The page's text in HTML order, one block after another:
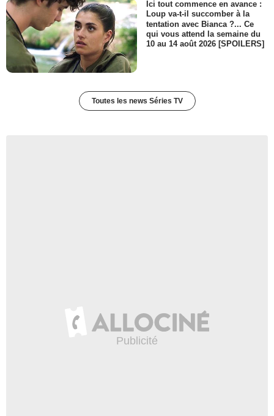
Ici tout commence en avance :
Loup va-t-il succomber à la
tentation avec Bianca ?... Ce
qui vous attend la semaine du
10 au 14 août 2026 [SPOILERS]
Toutes les news Séries TV